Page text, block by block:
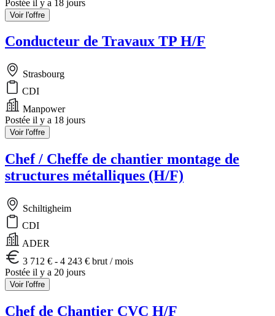
Postée il y a 18 jours
Voir l'offre
Conducteur de Travaux TP H/F
Strasbourg
CDI
Manpower
Postée il y a 18 jours
Voir l'offre
Chef / Cheffe de chantier montage de
structures métalliques (H/F)
Schiltigheim
CDI
ADER
3 712 € - 4 243 € brut / mois
Postée il y a 20 jours
Voir l'offre
Chef de Chantier CVC H/F